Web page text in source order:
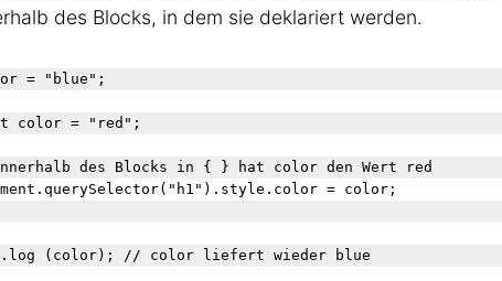
des Blocks, in dem sie deklariert werden.
= "blue";
des Blocks in { } hat color den Wert red